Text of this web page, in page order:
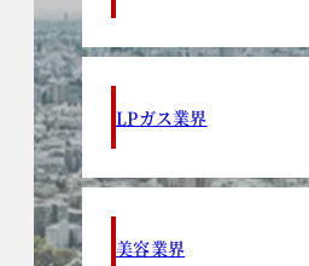
LPガス業界
美容業界